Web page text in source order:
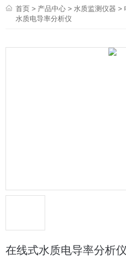
首页 > 产品中心 > 水质监测仪器 >
水质电导率分析仪
在线式水质电导率分析仪